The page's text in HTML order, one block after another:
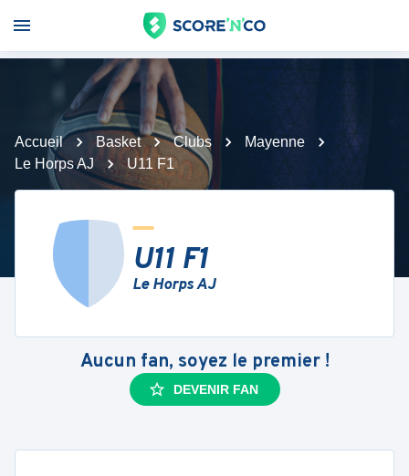
Accueil Basket Clubs
Mayenne
Le Horps AJ
U11 F1
U11 F1
Le Horps AJ
Aucun fan, soyez le premier !
DEVENIR FAN